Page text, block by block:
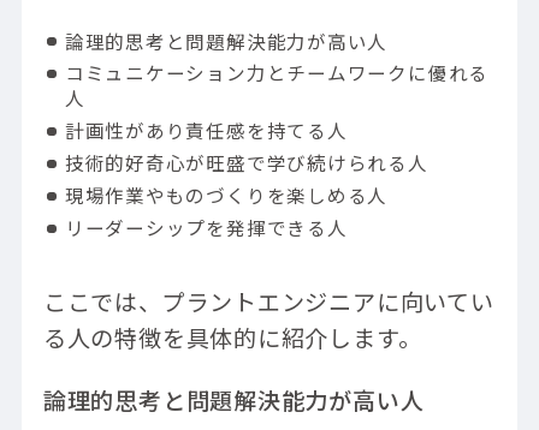
論理的思考と問題解決能力が高い人
コミュニケーション力とチームワークに優れる
人
計画性があり責任感を持てる人
技術的好奇心が旺盛で学び続けられる人
現場作業やものづくりを楽しめる人
リーダーシップを発揮できる人
ここでは、プラントエンジニアに向いてい
る人の特徴を具体的に紹介します。
論理的思考と問題解決能力が高い人